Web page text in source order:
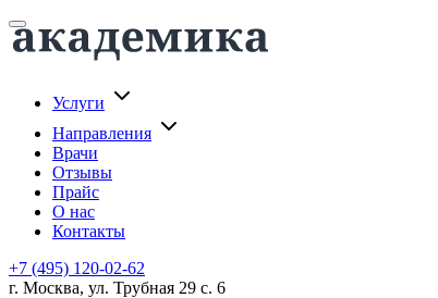
Услуги
Направления
Врачи
Отзывы
Прайс
О нас
Контакты
+7 (495) 120-02-62
г. Москва, ул. Трубная 29 с. 6